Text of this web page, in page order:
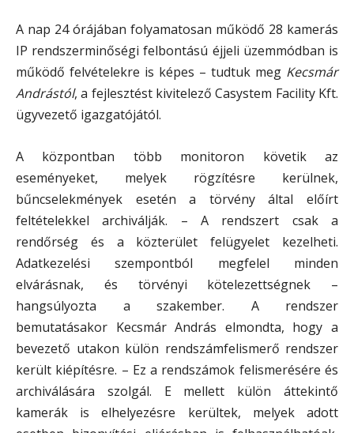
A nap 24 órájában folyamatosan működő 28 kamerás
IP rendszerminőségi felbontású éjjeli üzemmódban is
működő felvételekre is képes – tudtuk meg Kecsmár
Andrástól, a fejlesztést kivitelező Casystem Facility Kft.
ügyvezető igazgatójától.
A központban több monitoron követik az
eseményeket, melyek rögzítésre kerülnek,
bűncselekmények esetén a törvény által előírt
feltételekkel archiválják. – A rendszert csak a
rendőrség és a közterület felügyelet kezelheti.
Adatkezelési szempontból megfelel minden
elvárásnak, és törvényi kötelezettségnek –
hangsúlyozta a szakember. A rendszer
bemutatásakor Kecsmár András elmondta, hogy a
bevezető utakon külön rendszámfelismerő rendszer
került kiépítésre. – Ez a rendszámok felismerésére és
archiválására szolgál. E mellett külön áttekintő
kamerák is elhelyezésre kerültek, melyek adott